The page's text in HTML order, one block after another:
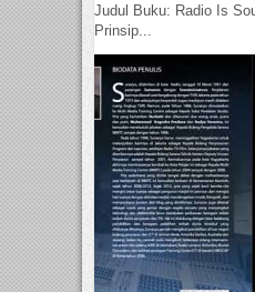
Judul Buku: Radio Is
Prinsip...